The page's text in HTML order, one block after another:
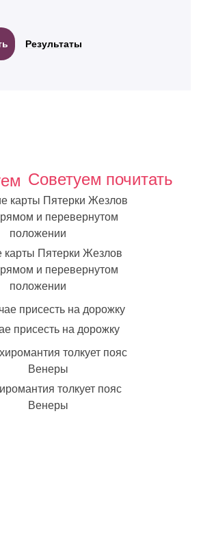
Результаты
Советуем почитать
карты Пятерки Жезлов
и перевернутом
положении
присесть на дорожку
толкует пояс
Венеры